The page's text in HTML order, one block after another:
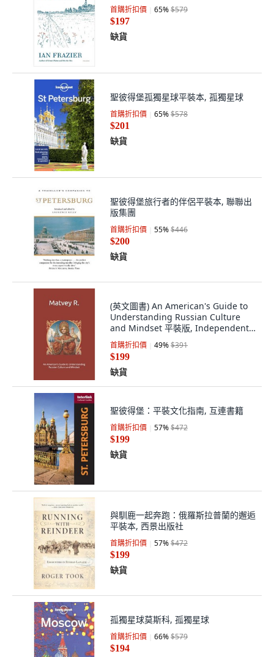
首購折扣價 65%$579
$197
缺貨
聖彼得堡孤獨星球平裝本, 孤獨星球
首購折扣價 65%$578
$201
缺貨
聖彼得堡旅行者的伴侶平裝本, 聯聯出
版集團
首購折扣價 55%$446
$200
缺貨
(英文圖書) An American's Guide to
Understanding Russian Culture
and Mindset 平裝版, Independently
Published, 英文
首購折扣價 49%$391
$199
缺貨
聖彼得堡：平裝文化指南, 互連書籍
首購折扣價 57%$472
$199
缺貨
與馴鹿一起奔跑：俄羅斯拉普蘭的邂逅
平裝本, 西景出版社
首購折扣價 57%$472
$199
缺貨
孤獨星球莫斯科, 孤獨星球
首購折扣價 66%$579
$194